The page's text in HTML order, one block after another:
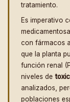
tratamiento.
Es imperativo
con fármacos
que la planta
función renal
niveles de
analizados,
poblaciones